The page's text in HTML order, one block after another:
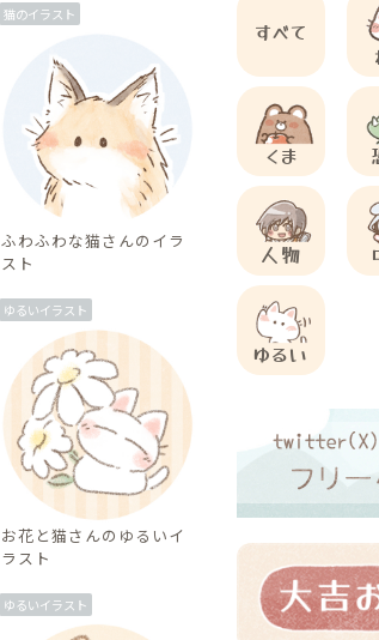
猫のイラスト
ふわふわな猫さんのイラ
スト
ゆるいイラスト
お花と猫さんのゆるいイ
ラスト
ゆるいイラスト
すべて
くま
人物
ゆるい